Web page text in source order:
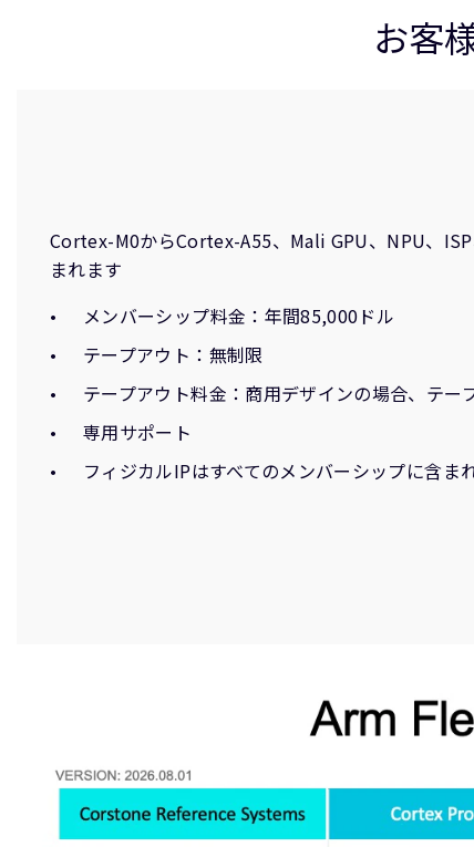
お客
Cortex-M0からCortex-A55、Mali GPU、NPU、
まれます
メンバーシップ料金：年間85,000ドル
テープアウト：無制限
テープアウト料金：商用デザインの場合、テー
専用サポート
フィジカルIPはすべてのメンバーシップに含ま